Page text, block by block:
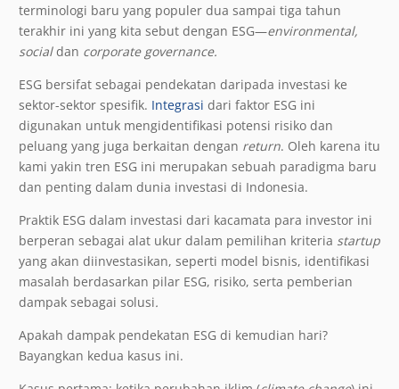
terminologi baru yang populer dua sampai tiga tahun
terakhir ini yang kita sebut dengan ESG—environmental,
socialdan corporate governance.
ESG bersifat sebagai pendekatan daripada investasi ke
sektor-sektor spesifik. Integrasi dari faktor ESG ini
digunakan untuk mengidentifikasi potensi risiko dan
peluang yang juga berkaitan dengan return. Oleh karena itu
kami yakin tren ESG ini merupakan sebuah paradigma baru
dan penting dalam dunia investasi di Indonesia.
Praktik ESG dalam investasi dari kacamata para investor ini
berperan sebagai alat ukur dalam pemilihan kriteria startup
yang akan diinvestasikan, seperti model bisnis, identifikasi
masalah berdasarkan pilar ESG, risiko, serta pemberian
dampak sebagai solusi.
Apakah dampak pendekatan ESG di kemudian hari?
Bayangkan kedua kasus ini.